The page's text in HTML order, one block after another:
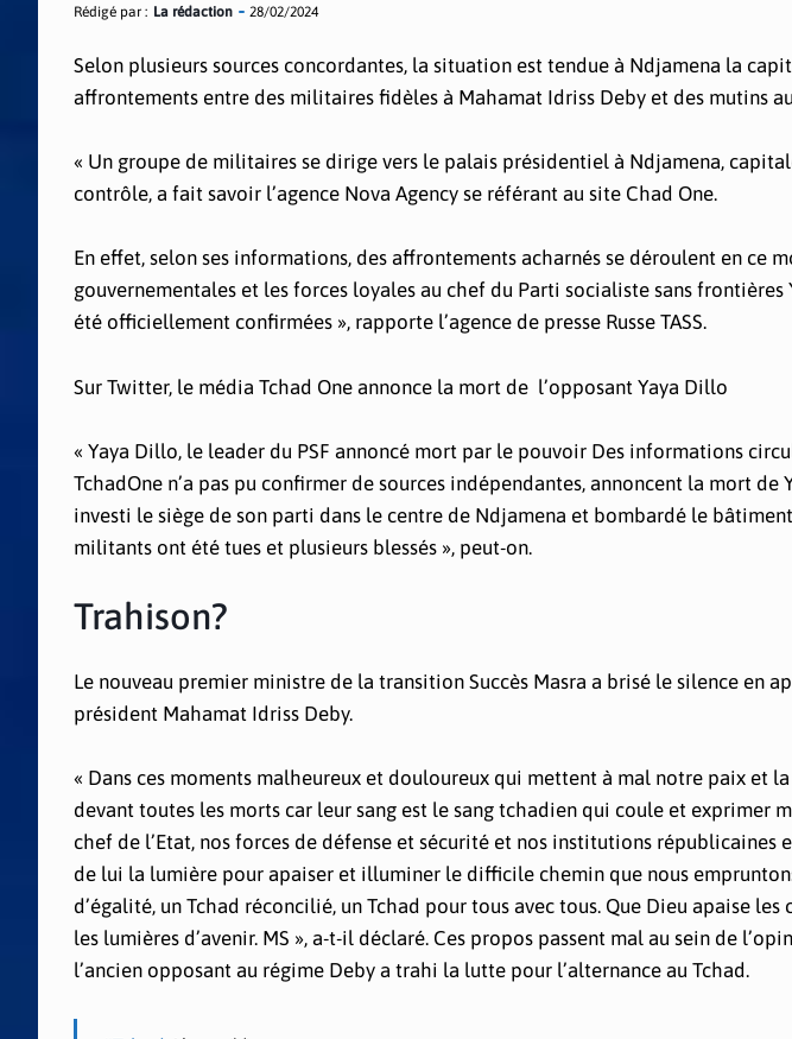
Rédigé par : La rédaction 28/02/2024
Selon plusieurs sources concordantes, la situation est tendue à Ndjamena la
affrontements entre des militaires fidèles à Mahamat Idriss Deby et des mutins
« Un groupe de militaires se dirige vers le palais présidentiel à Ndjamena,
contrôle, a fait savoir l’agence Nova Agency se référant au site Chad One.
En effet, selon ses informations, des affrontements acharnés se déroulent en ce
gouvernementales et les forces loyales au chef du Parti socialiste sans frontières
été officiellement confirmées », rapporte l’agence de presse Russe TASS.
Sur Twitter, le média Tchad One annonce la mort de l’opposant Yaya Dillo
« Yaya Dillo, le leader du PSF annoncé mort par le pouvoir Des informations
TchadOne n’a pas pu confirmer de sources indépendantes, annoncent la mort de
investi le siège de son parti dans le centre de Ndjamena et bombardé le
militants ont été tues et plusieurs blessés », peut-on.
Trahison?
Le nouveau premier ministre de la transition Succès Masra a brisé le silence en
président Mahamat Idriss Deby.
« Dans ces moments malheureux et douloureux qui mettent à mal notre paix et
devant toutes les morts car leur sang est le sang tchadien qui coule et exprimer
chef de l’Etat, nos forces de défense et sécurité et nos institutions républicaines
de lui la lumière pour apaiser et illuminer le difficile chemin que nous
d’égalité, un Tchad réconcilié, un Tchad pour tous avec tous. Que Dieu apaise
les lumières d’avenir. MS », a-t-il déclaré. Ces propos passent mal au sein de
l’ancien opposant au régime Deby a trahi la lutte pour l’alternance au Tchad.